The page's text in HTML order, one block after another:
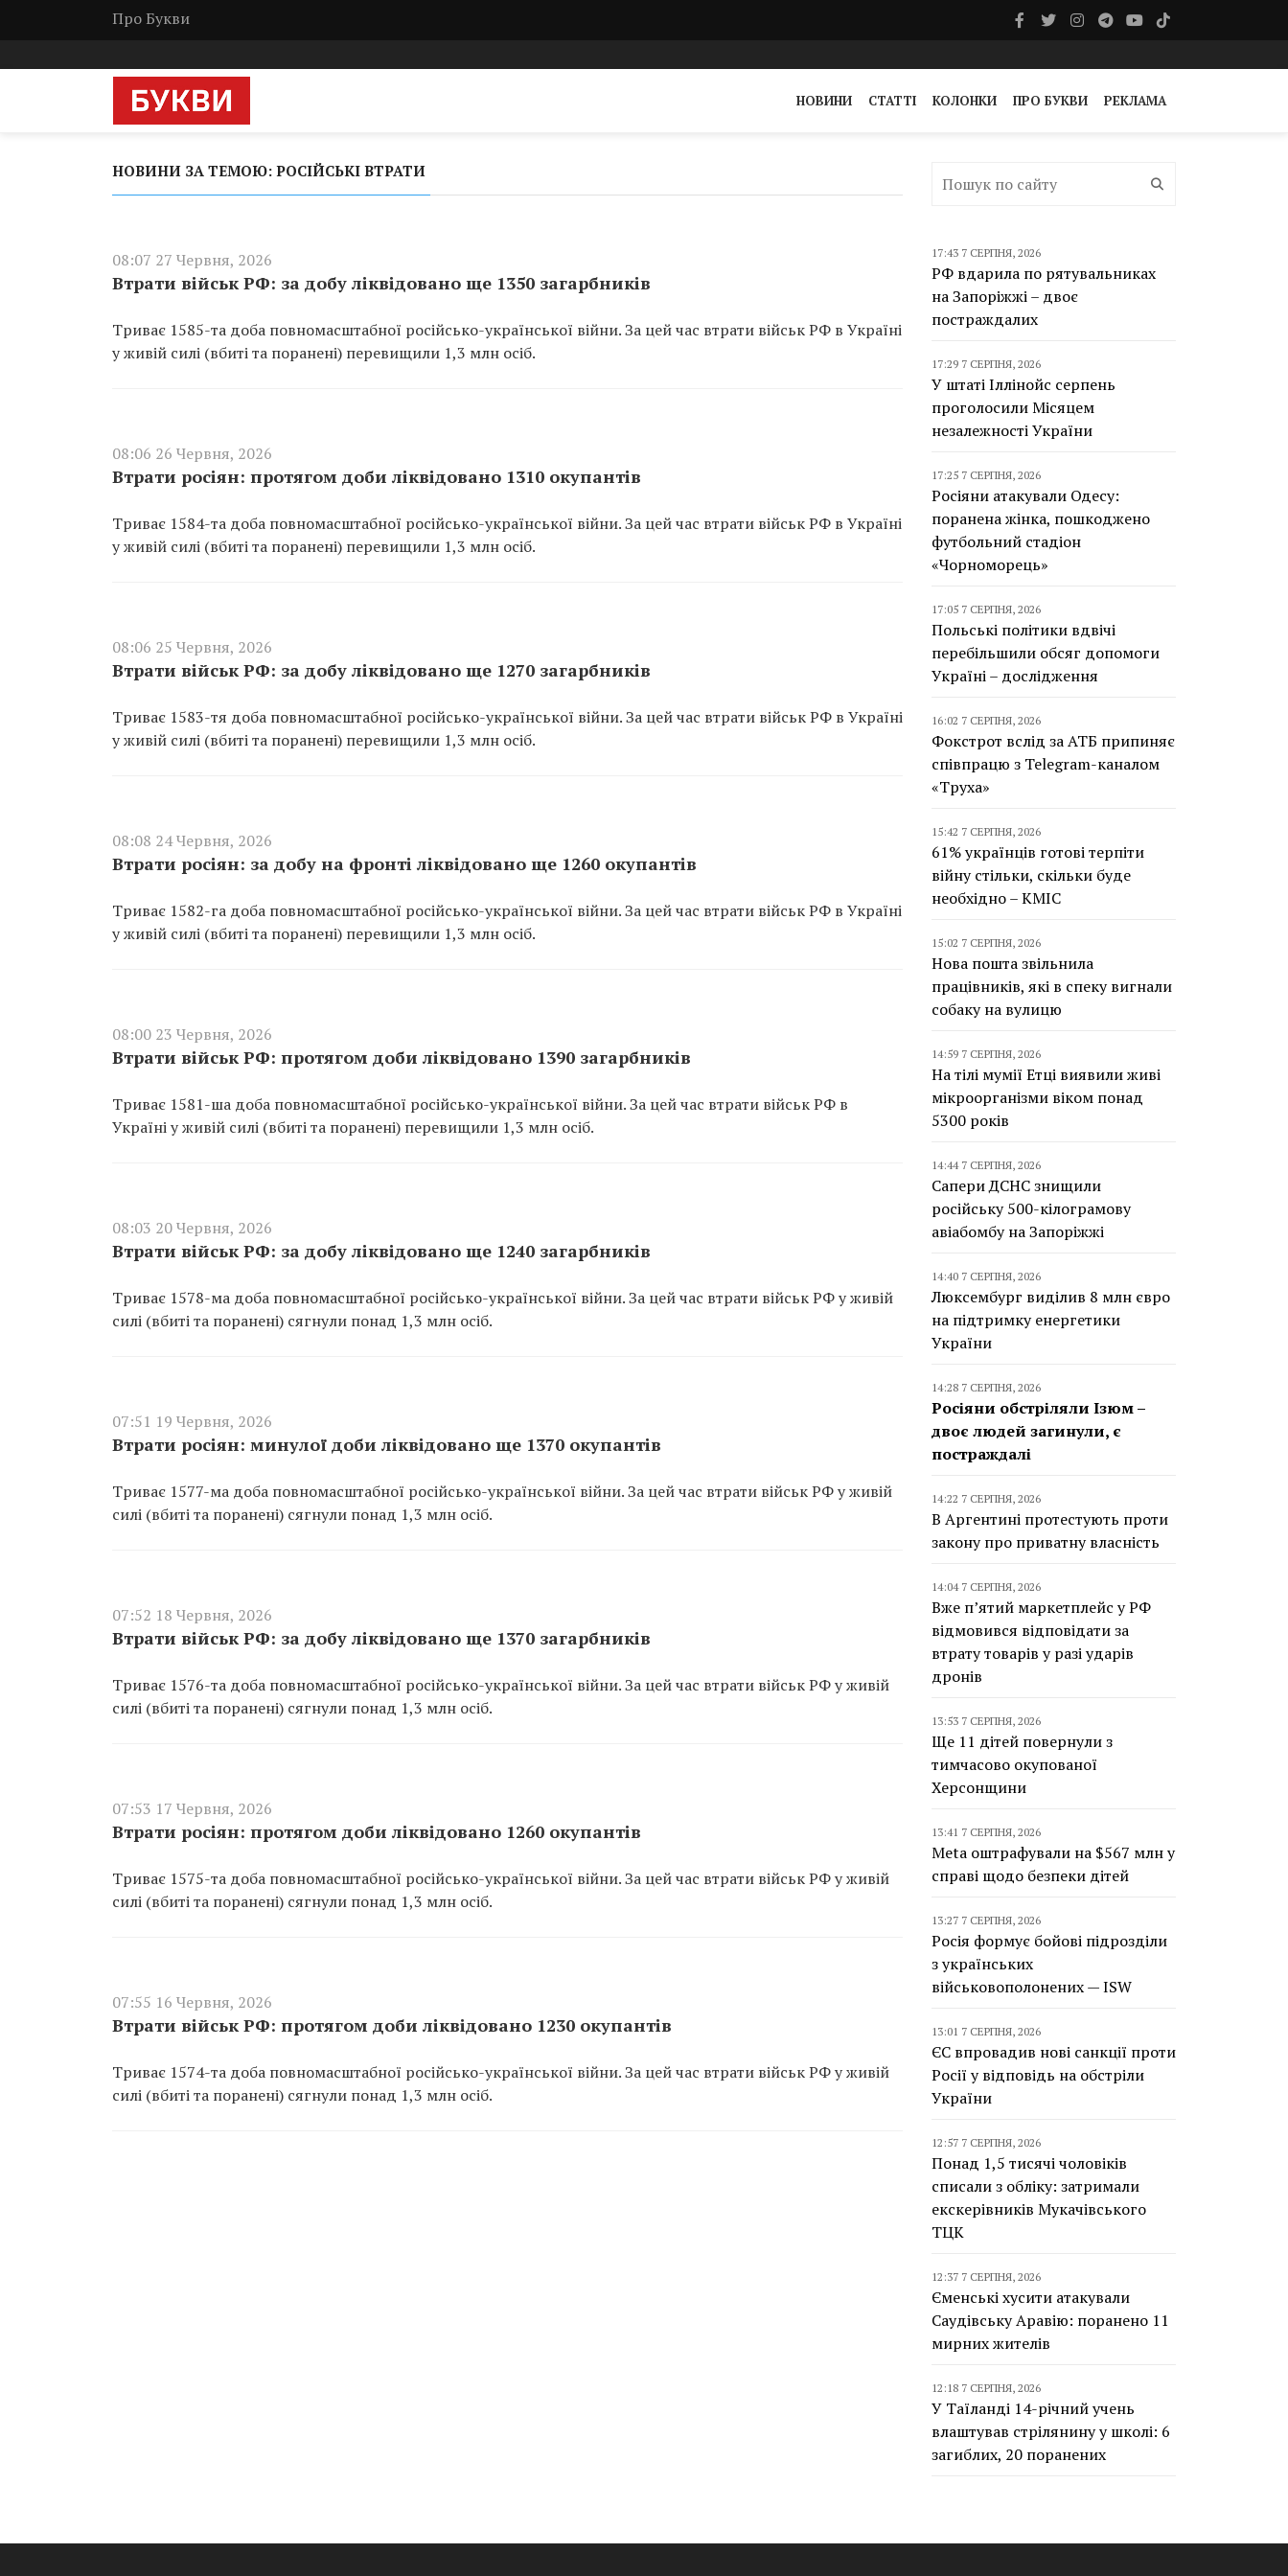
Про Букви
НОВИНИ СТАТТІ КОЛОНКИ ПРО БУКВИ РЕКЛАМА
НОВИНИ ЗА ТЕМОЮ: РОСІЙСЬКІ ВТРАТИ
08:07 27 Червня, 2026
Втрати військ РФ: за добу ліквідовано ще 1350 загарбників
Триває 1585-та доба повномасштабної російсько-української війни. За цей час втрати військ РФ в Україні
у живій силі (вбиті та поранені) перевищили 1,3 млн осіб.
08:06 26 Червня, 2026
Втрати росіян: протягом доби ліквідовано 1310 окупантів
Триває 1584-та доба повномасштабної російсько-української війни. За цей час втрати військ РФ в Україні
у живій силі (вбиті та поранені) перевищили 1,3 млн осіб.
08:06 25 Червня, 2026
Втрати військ РФ: за добу ліквідовано ще 1270 загарбників
Триває 1583-тя доба повномасштабної російсько-української війни. За цей час втрати військ РФ в Україні
у живій силі (вбиті та поранені) перевищили 1,3 млн осіб.
08:08 24 Червня, 2026
Втрати росіян: за добу на фронті ліквідовано ще 1260 окупантів
Триває 1582-га доба повномасштабної російсько-української війни. За цей час втрати військ РФ в Україні
у живій силі (вбиті та поранені) перевищили 1,3 млн осіб.
08:00 23 Червня, 2026
Втрати військ РФ: протягом доби ліквідовано 1390 загарбників
Триває 1581-ша доба повномасштабної російсько-української війни. За цей час втрати військ РФ в
Україні у живій силі (вбиті та поранені) перевищили 1,3 млн осіб.
08:03 20 Червня, 2026
Втрати військ РФ: за добу ліквідовано ще 1240 загарбників
Триває 1578-ма доба повномасштабної російсько-української війни. За цей час втрати військ РФ у живій
силі (вбиті та поранені) сягнули понад 1,3 млн осіб.
07:51 19 Червня, 2026
Втрати росіян: минулої доби ліквідовано ще 1370 окупантів
Триває 1577-ма доба повномасштабної російсько-української війни. За цей час втрати військ РФ у живій
силі (вбиті та поранені) сягнули понад 1,3 млн осіб.
07:52 18 Червня, 2026
Втрати військ РФ: за добу ліквідовано ще 1370 загарбників
Триває 1576-та доба повномасштабної російсько-української війни. За цей час втрати військ РФ у живій
силі (вбиті та поранені) сягнули понад 1,3 млн осіб.
07:53 17 Червня, 2026
Втрати росіян: протягом доби ліквідовано 1260 окупантів
Триває 1575-та доба повномасштабної російсько-української війни. За цей час втрати військ РФ у живій
силі (вбиті та поранені) сягнули понад 1,3 млн осіб.
07:55 16 Червня, 2026
Втрати військ РФ: протягом доби ліквідовано 1230 окупантів
Триває 1574-та доба повномасштабної російсько-української війни. За цей час втрати військ РФ у живій
силі (вбиті та поранені) сягнули понад 1,3 млн осіб.
17:43 7 СЕРПНЯ, 2026
РФ вдарила по рятувальниках
на Запоріжжі – двоє
постраждалих
17:29 7 СЕРПНЯ, 2026
У штаті Іллінойс серпень
проголосили Місяцем
незалежності України
17:25 7 СЕРПНЯ, 2026
Росіяни атакували Одесу:
поранена жінка, пошкоджено
футбольний стадіон
«Чорноморець»
17:05 7 СЕРПНЯ, 2026
Польські політики вдвічі
перебільшили обсяг допомоги
Україні – дослідження
16:02 7 СЕРПНЯ, 2026
Фокстрот вслід за АТБ припиняє
співпрацю з Telegram-каналом
«Труха»
15:42 7 СЕРПНЯ, 2026
61% українців готові терпіти
війну стільки, скільки буде
необхідно – КМІС
15:02 7 СЕРПНЯ, 2026
Нова пошта звільнила
працівників, які в спеку вигнали
собаку на вулицю
14:59 7 СЕРПНЯ, 2026
На тілі мумії Етці виявили живі
мікроорганізми віком понад
5300 років
14:44 7 СЕРПНЯ, 2026
Сапери ДСНС знищили
російську 500-кілограмову
авіабомбу на Запоріжжі
14:40 7 СЕРПНЯ, 2026
Люксембург виділив 8 млн євро
на підтримку енергетики
України
14:28 7 СЕРПНЯ, 2026
Росіяни обстріляли Ізюм –
двоє людей загинули, є
постраждалі
14:22 7 СЕРПНЯ, 2026
В Аргентині протестують проти
закону про приватну власність
14:04 7 СЕРПНЯ, 2026
Вже п’ятий маркетплейс у РФ
відмовився відповідати за
втрату товарів у разі ударів
дронів
13:53 7 СЕРПНЯ, 2026
Ще 11 дітей повернули з
тимчасово окупованої
Херсонщини
13:41 7 СЕРПНЯ, 2026
Meta оштрафували на $567 млн у
справі щодо безпеки дітей
13:27 7 СЕРПНЯ, 2026
Росія формує бойові підрозділи
з українських
військовополонених — ISW
13:01 7 СЕРПНЯ, 2026
ЄС впровадив нові санкції проти
Росії у відповідь на обстріли
України
12:57 7 СЕРПНЯ, 2026
Понад 1,5 тисячі чоловіків
списали з обліку: затримали
екскерівників Мукачівського
ТЦК
12:37 7 СЕРПНЯ, 2026
Єменські хусити атакували
Саудівську Аравію: поранено 11
мирних жителів
12:18 7 СЕРПНЯ, 2026
У Таїланді 14-річний учень
влаштував стрілянину у школі: 6
загиблих, 20 поранених